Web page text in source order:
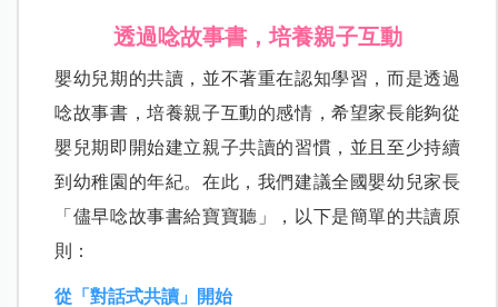
透過唸故事書，培養親子互動
嬰幼兒期的共讀，並不著重在認知學習，而是透過
唸故事書，培養親子互動的感情，希望家長能夠從
嬰兒期即開始建立親子共讀的習慣，並且至少持續
到幼稚園的年紀。在此，我們建議全國嬰幼兒家長
「儘早唸故事書給寶寶聽」，以下是簡單的共讀原
則：
從「對話式共讀」開始